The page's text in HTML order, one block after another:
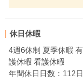
休日休暇
4週6休制 夏季休暇
護休暇 看護休暇
年間休日日数：112